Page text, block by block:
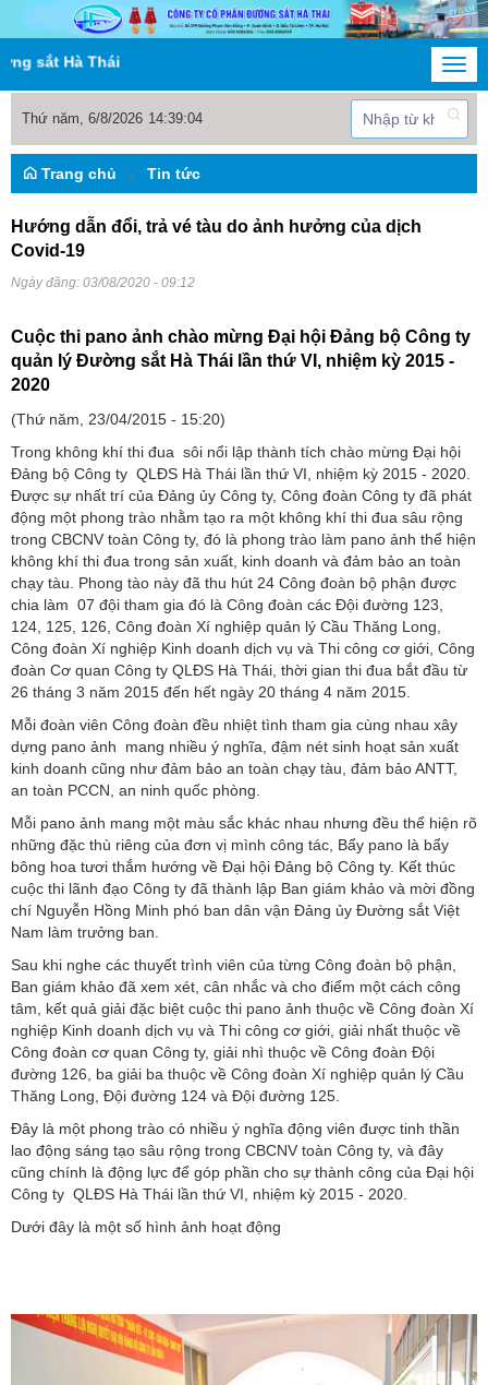
Thái
Thứ năm, 6/8/2026 14:39:05
Trang chủ Tin tức
Hướng dẫn đổi, trả vé tàu do ảnh hưởng của dịch
Covid-19
Ngày đăng: 03/08/2020 - 09:12
Cuộc thi pano ảnh chào mừng Đại hội Đảng bộ Công ty
quản lý Đường sắt Hà Thái lần thứ VI, nhiệm kỳ 2015 -
2020
(Thứ năm, 23/04/2015 - 15:20)
Trong không khí thi đua sôi nổi lập thành tích chào mừng Đại hội
Đảng bộ Công ty QLĐS Hà Thái lần thứ VI, nhiệm kỳ 2015 - 2020.
Được sự nhất trí của Đảng ủy Công ty, Công đoàn Công ty đã phát
động một phong trào nhằm tạo ra một không khí thi đua sâu rộng
trong CBCNV toàn Công ty, đó là phong trào làm pano ảnh thể hiện
không khí thi đua trong sản xuất, kinh doanh và đảm bảo an toàn
chạy tàu. Phong tào này đã thu hút 24 Công đoàn bộ phận được
chia làm 07 đội tham gia đó là Công đoàn các Đội đường 123,
124, 125, 126, Công đoàn Xí nghiệp quản lý Cầu Thăng Long,
Công đoàn Xí nghiệp Kinh doanh dịch vụ và Thi công cơ giới, Công
đoàn Cơ quan Công ty QLĐS Hà Thái, thời gian thi đua bắt đầu từ
26 tháng 3 năm 2015 đến hết ngày 20 tháng 4 năm 2015.
Mỗi đoàn viên Công đoàn đều nhiệt tình tham gia cùng nhau xây
dựng pano ảnh mang nhiều ý nghĩa, đậm nét sinh hoạt sản xuất
kinh doanh cũng như đảm bảo an toàn chạy tàu, đảm bảo ANTT,
an toàn PCCN, an ninh quốc phòng.
Mỗi pano ảnh mang một màu sắc khác nhau nhưng đều thể hiện rõ
những đặc thù riêng của đơn vị mình công tác, Bẩy pano là bẩy
bông hoa tươi thắm hướng về Đại hội Đảng bộ Công ty. Kết thúc
cuộc thi lãnh đạo Công ty đã thành lập Ban giám khảo và mời đồng
chí Nguyễn Hồng Minh phó ban dân vận Đảng ủy Đường sắt Việt
Nam làm trưởng ban.
Sau khi nghe các thuyết trình viên của từng Công đoàn bộ phận,
Ban giám khảo đã xem xét, cân nhắc và cho điểm một cách công
tâm, kết quả giải đặc biệt cuộc thi pano ảnh thuộc về Công đoàn Xí
nghiệp Kinh doanh dịch vụ và Thi công cơ giới, giải nhất thuộc về
Công đoàn cơ quan Công ty, giải nhì thuộc về Công đoàn Đội
đường 126, ba giải ba thuộc về Công đoàn Xí nghiệp quản lý Cầu
Thăng Long, Đội đường 124 và Đội đường 125.
Đây là một phong trào có nhiều ý nghĩa động viên được tinh thần
lao động sáng tạo sâu rộng trong CBCNV toàn Công ty, và đây
cũng chính là động lực để góp phần cho sự thành công của Đại hội
Công ty QLĐS Hà Thái lần thứ VI, nhiệm kỳ 2015 - 2020.
Dưới đây là một số hình ảnh hoạt động